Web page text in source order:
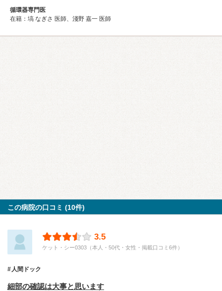
循環器専門医
在籍：塙 なぎさ 医師、淺野 嘉一 医師
この病院の口コミ (10件)
3.5
ケット・シー0303（本人・50代・女性・掲載口コミ6件）
人間ドック
細部の確認は大事と思います